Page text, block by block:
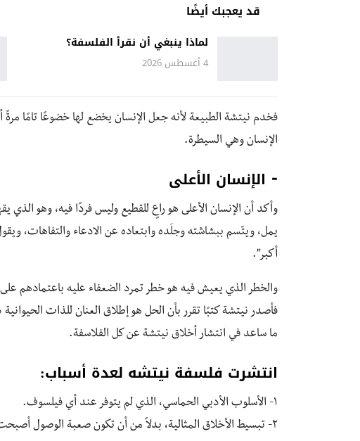
قد يعجبك أيضًا
لماذا ينبغي أن نقرأ الفلسفة؟
4 أغسطس 2026
فخدم نيتشة الطبيعة لأنه جعل الإنسان يخضع لها خضوعًا تامًا
الإنسان وهي السيطرة.
⁃ الإنسان الأعلى
وأكد أن الإنسان الأعلى هو راعٍ للقطيع وليس فردًا فيه، وهو الذي
يمل، ويتّسم ببشاشته وجلَده وابتعاده عن الادعاء والتفاهات،
أكبر”.
والخطر الذي يعيش فيه هو خطر تمرد الضعفاء عليه باعتمادهم
فأصدر نيتشة كتبًا تقرر بأن الحل هو إطلاق العنان للذات
ما ساعد في انتشار أخلاق نيتشة عن كل الفلاسفة.
انتشرت فلسفة نيتشه لعدة أسباب:
١- الأسلوب الأدبي الحماسي، الذي لم يتوفر عند أي فيلسوف.
٢- تبسيط الأخلاق المثالية، بدلاً من أن تكون صعبة الوصول